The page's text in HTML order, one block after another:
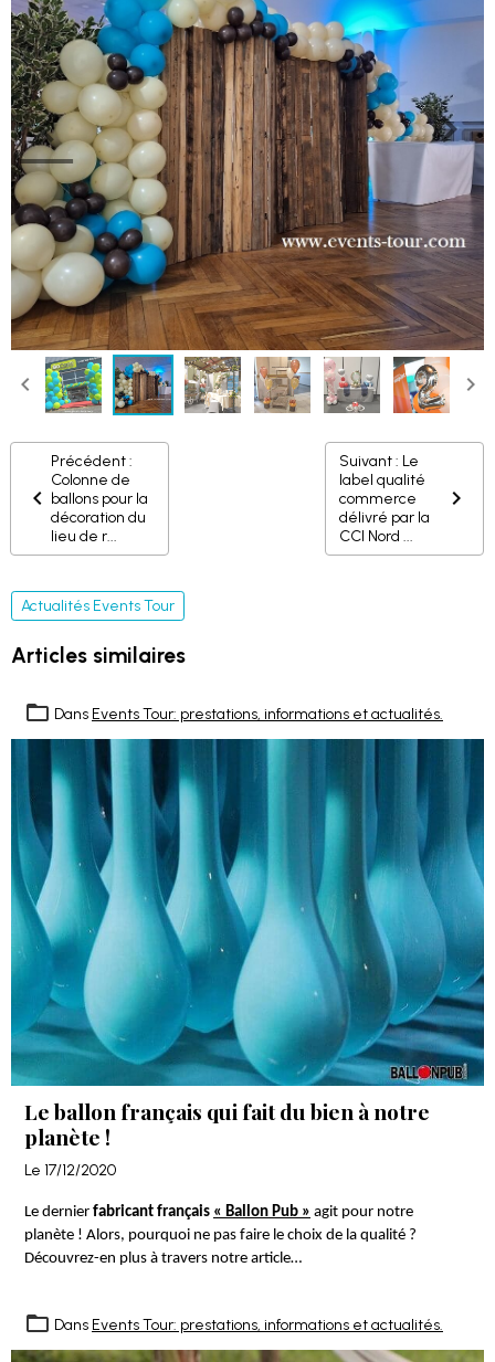
Précédent :
Colonne de
ballons pour la
décoration du
lieu de r...
Suivant : Le
label qualité
commerce
délivré par la
CCI Nord ...
Actualités Events Tour
Articles similaires
Dans Events Tour: prestations, informations et actualités.
Le ballon français qui fait du bien à notre
planète !
Le 17/12/2020
Le dernier fabricant français « Ballon Pub » agit pour notre
planète ! Alors, pourquoi ne pas faire le choix de la qualité ?
Découvrez-en plus à travers notre article…
Dans Events Tour: prestations, informations et actualités.